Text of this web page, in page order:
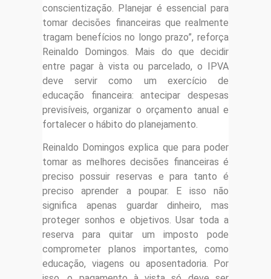
conscientização. Planejar é essencial para
tomar decisões financeiras que realmente
tragam benefícios no longo prazo”, reforça
Reinaldo Domingos. Mais do que decidir
entre pagar à vista ou parcelado, o IPVA
deve servir como um exercício de
educação financeira: antecipar despesas
previsíveis, organizar o orçamento anual e
fortalecer o hábito do planejamento.
Reinaldo Domingos explica que para poder
tomar as melhores decisões financeiras é
preciso possuir reservas e para tanto é
preciso aprender a poupar. E isso não
significa apenas guardar dinheiro, mas
proteger sonhos e objetivos. Usar toda a
reserva para quitar um imposto pode
comprometer planos importantes, como
educação, viagens ou aposentadoria. Por